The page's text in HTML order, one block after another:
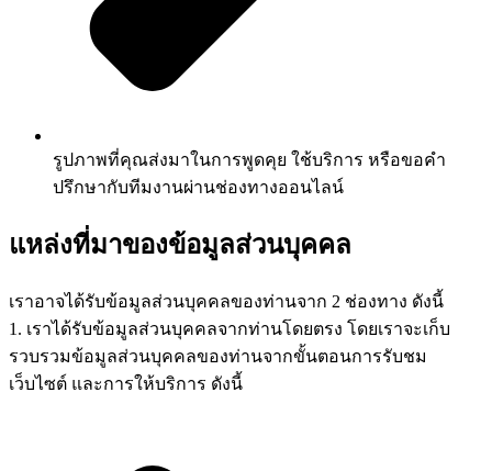
รูปภาพที่คุณส่งมาในการพูดคุย ใช้บริการ หรือขอคำ
ปรึกษากับทีมงานผ่านช่องทางออนไลน์
แหล่งที่มาของข้อมูลส่วนบุคคล
เราอาจได้รับข้อมูลส่วนบุคคลของท่านจาก 2 ช่องทาง ดังนี้
1. เราได้รับข้อมูลส่วนบุคคลจากท่านโดยตรง โดยเราจะเก็บ
รวบรวมข้อมูลส่วนบุคคลของท่านจากขั้นตอนการรับชม
เว็บไซต์ และการให้บริการ ดังนี้